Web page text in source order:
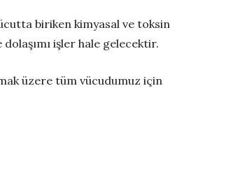
biriken kimyasal ve toksin
işler hale gelecektir.
üzere tüm vücudumuz için